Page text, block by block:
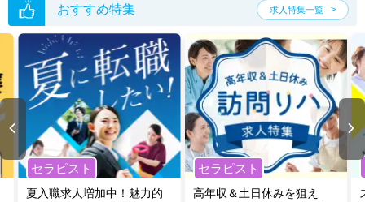
おすすめ特集 求人特集一覧
セラピスト
夏入職求人増加中！魅力的
セラピスト
高年収＆土日休みを狙え